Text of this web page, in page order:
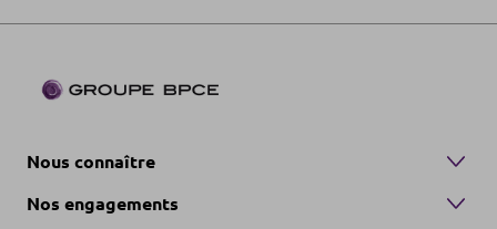
Nous connaître
Nos engagements